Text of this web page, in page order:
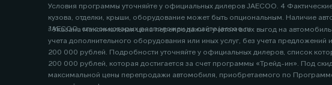
Условия программы уточняйте у официальных дилеров JAECOO. 4
кузова, отделки, крыши, оборудование может быть опциональным. Наличие
JAECOO, список которых расположен на сайте jaecoo.ru
² Указана максимальная цена перепродажи с учетом всех выгод на
учета дополнительного оборудования или иных услуг, без учета предложений или скидок официального дилера. Данная цена указана с учетом скидки дилера по программам «Трейд-ин» в размере
200 000 рублей. Подробности уточняйте у официальных дилеров, список которых расположен по адресу www.jaecoo.ru. Не
200 000 рублей, которая достигается за счет программы «Трейд-ин». Под
максимальной цены перепродажи автомобиля, приобретаемого по